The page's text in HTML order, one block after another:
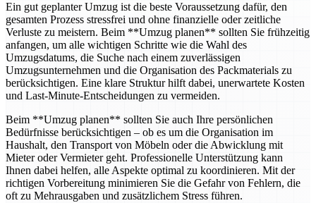
Ein gut geplanter Umzug ist die beste Voraussetzung dafür, den
gesamten Prozess stressfrei und ohne finanzielle oder zeitliche
Verluste zu meistern. Beim **Umzug planen** sollten Sie frühzeitig
anfangen, um alle wichtigen Schritte wie die Wahl des
Umzugsdatums, die Suche nach einem zuverlässigen
Umzugsunternehmen und die Organisation des Packmaterials zu
berücksichtigen. Eine klare Struktur hilft dabei, unerwartete Kosten
und Last-Minute-Entscheidungen zu vermeiden.
Beim **Umzug planen** sollten Sie auch Ihre persönlichen
Bedürfnisse berücksichtigen – ob es um die Organisation im
Haushalt, den Transport von Möbeln oder die Abwicklung mit
Mieter oder Vermieter geht. Professionelle Unterstützung kann
Ihnen dabei helfen, alle Aspekte optimal zu koordinieren. Mit der
richtigen Vorbereitung minimieren Sie die Gefahr von Fehlern, die
oft zu Mehrausgaben und zusätzlichem Stress führen.